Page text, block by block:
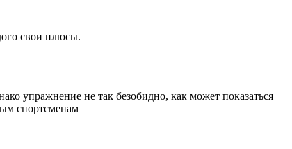
свои плюсы.
упражнение не так безобидно, как может показаться
спортсменам